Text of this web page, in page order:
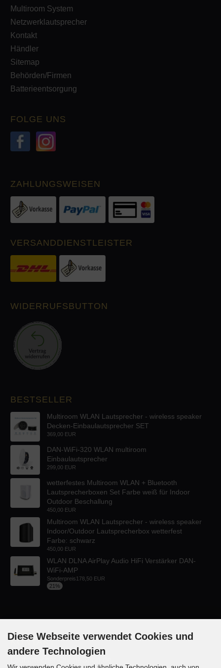
Multiroom System
Netzwerklautsprecher
Kontakt
Händler
Sitemap
Behörden/Firmen
Batterieentsorgung
FOLGE UNS
ZAHLUNGSWEISEN
VERSANDDIENSTLEISTER
WIDERRUFSBUTTON
BESTSELLER
Multiroom WLAN Lautsprecher - wireless speaker
Decken-Einbaulautsprecher SET
369,00 EUR
DAN-WiFi-320 WLAN multiroom
Einbaulautsprecher
299,00 EUR
wetterfestes Multiroom WLAN + Bluetooth
Lautsprecherboxen Set Farbe weiß für Indoor
Outdoor Beschallung
450,00 EUR
Multiroom WLAN Lautsprecher - wireless speaker
Indoor/Outdoor Lautsprecherbox wetterfest
Farbe: schwarz
450,00 EUR
WLAN DLNA AirPlay Audio HiFi Verstärker DAN-
WiFi-AMP
Sonderpreis178,50 EUR
21%
KONTAKT
Diese Webseite verwendet Cookies und
andere Technologien